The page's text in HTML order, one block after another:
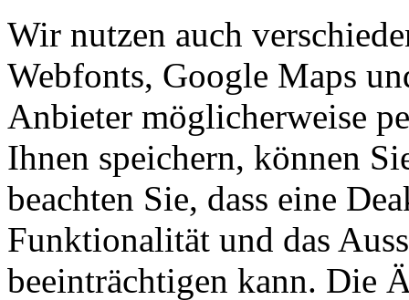
Wir nutzen auch
Webfonts, Google Maps
Anbieter möglicherweise
Ihnen speichern, können
beachten Sie, dass eine
Funktionalität und das
beeinträchtigen kann. Die